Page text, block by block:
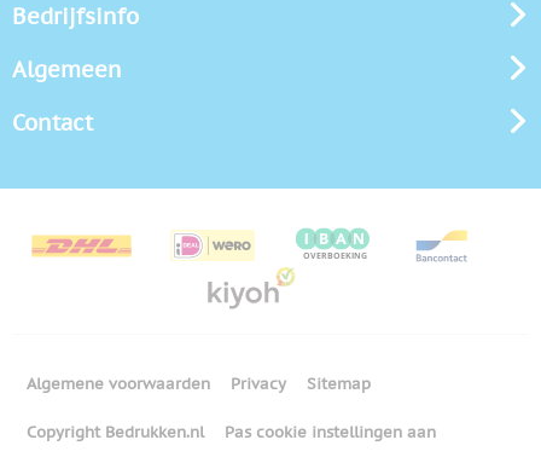
Bedrijfsinfo
Algemeen
Contact
Algemene voorwaarden Privacy Sitemap
Copyright Bedrukken.nl Pas cookie instellingen aan